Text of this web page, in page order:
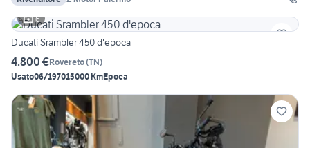
6
Ducati Srambler 450 d'epoca
4.800 €Rovereto(TN)
Usato06/197015000 KmEpoca